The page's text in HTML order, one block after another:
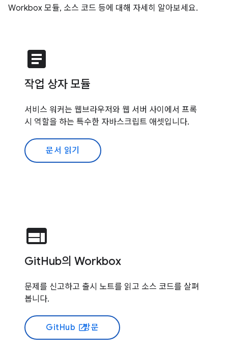
Workbox 모듈, 소스 코드 등에 대해 자세히 알아보세요.
article
작업 상자 모듈
서비스 워커는 웹브라우저와 웹 서버 사이에서 프록
시 역할을 하는 특수한 자바스크립트 애셋입니다.
문서 읽기
web
GitHub의 Workbox
문제를 신고하고 출시 노트를 읽고 소스 코드를 살펴
봅니다.
GitHub open_in_new
방문